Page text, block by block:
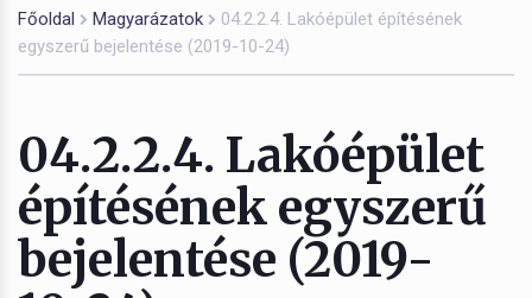
Főoldal Magyarázatok
04.2.2.4. Lakóépület építésének
egyszerű bejelentése (2019-10-24)
04.2.2.4. Lakóépület
építésének egyszerű
bejelentése (2019-